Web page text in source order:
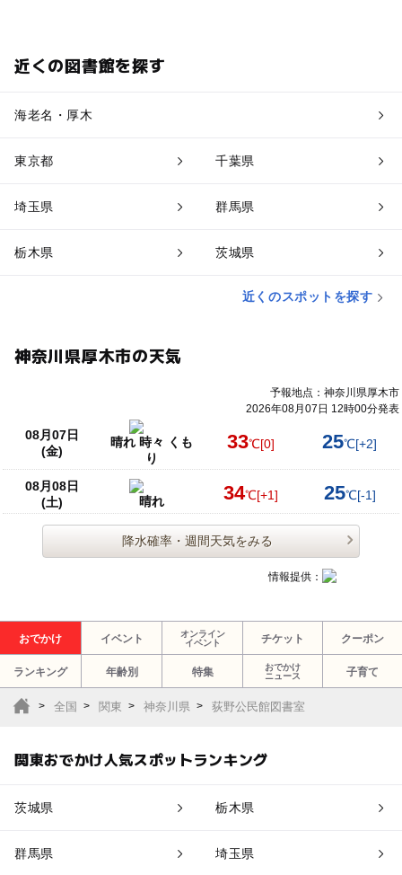
近くの図書館を探す
海老名・厚木
東京都 千葉県
埼玉県 群馬県
栃木県 茨城県
近くのスポットを探す
神奈川県厚木市の天気
予報地点：神奈川県厚木市
2026年08月07日 12時00分発表
08月07日
(金)
晴れ 時々 くも
り
33℃[0] 25℃[+2]
08月08日
(土)
晴れ 34℃[+1] 25℃[-1]
降水確率・週間天気をみる
情報提供：
おでかけ イベント
オンライン
イベント
チケット クーポン
ランキング 年齢別 特集
おでかけ
ニュース
子育て
全国 関東 神奈川県 荻野公民館図書室
関東おでかけ人気スポットランキング
茨城県 栃木県
群馬県 埼玉県